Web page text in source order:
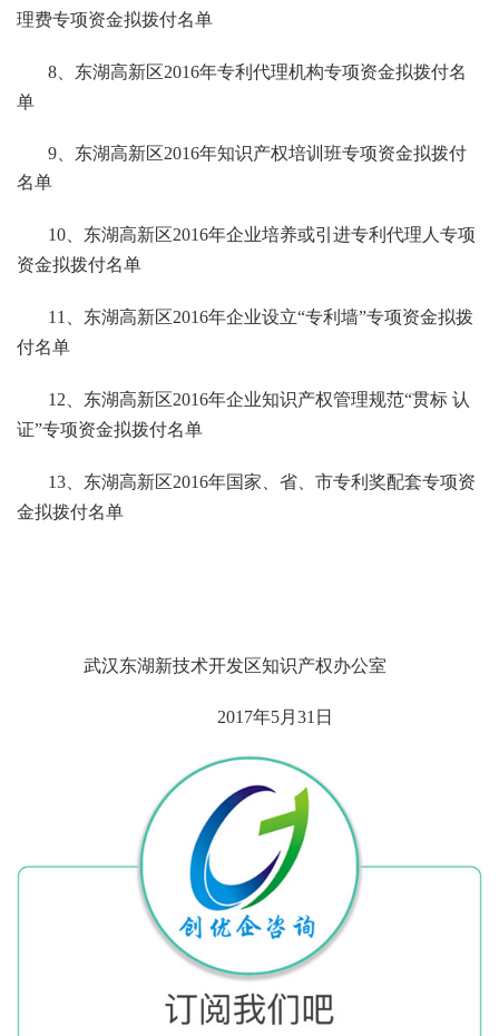
理费专项资金拟拨付名单
8、东湖高新区2016年专利代理机构专项资金拟拨付名
单
9、东湖高新区2016年知识产权培训班专项资金拟拨付
名单
10、东湖高新区2016年企业培养或引进专利代理人专项
资金拟拨付名单
11、东湖高新区2016年企业设立“专利墙”专项资金拟拨
付名单
12、东湖高新区2016年企业知识产权管理规范“贯标 认
证”专项资金拟拨付名单
13、东湖高新区2016年国家、省、市专利奖配套专项资
金拟拨付名单
武汉东湖新技术开发区知识产权办公室
2017年5月31日